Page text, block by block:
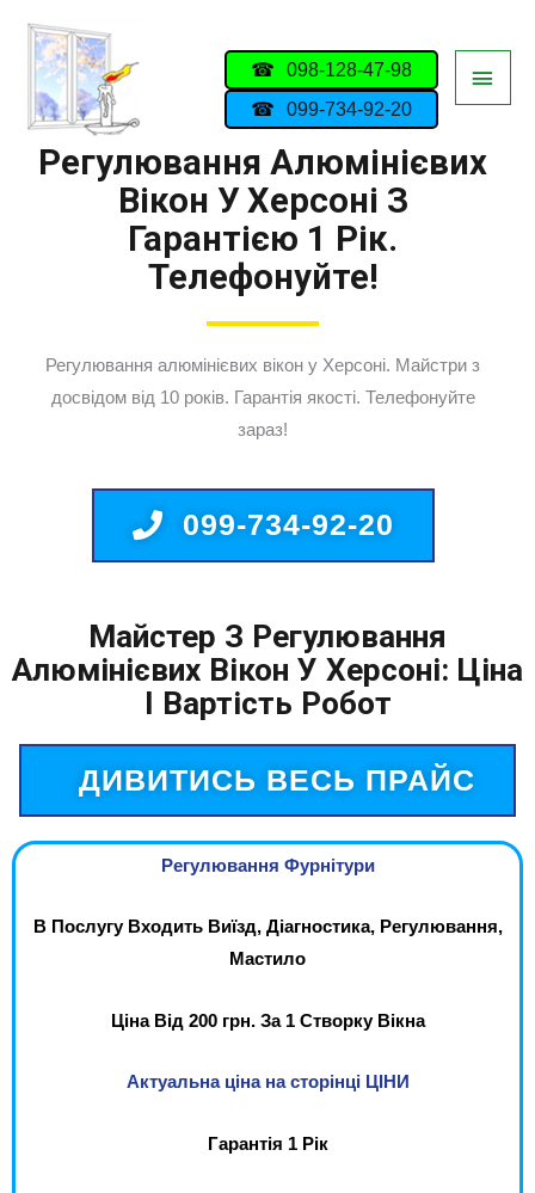
098-128-47-98
099-734-92-20
Регулювання Алюмінієвих
Вікон У Херсоні З
Гарантією 1 Рік.
Телефонуйте!
Регулювання алюмінієвих вікон у Херсоні. Майстри з
досвідом від 10 років. Гарантія якості. Телефонуйте
зараз!
099-734-92-20
Майстер З Регулювання
Алюмінієвих Вікон У Херсоні: Ціна
І Вартість Робот
ДИВИТИСЬ ВЕСЬ ПРАЙС
Регулювання Фурнітури
В Послугу Входить Виїзд, Діагностика, Регулювання,
Мастило
Ціна Від 200 грн. За 1 Створку Вікна
Актуальна ціна на сторінці ЦІНИ
Гарантія 1 Рік